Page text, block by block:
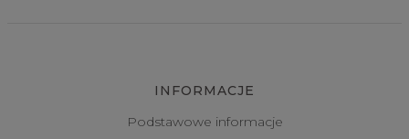
INFORMACJE
Podstawowe informacje